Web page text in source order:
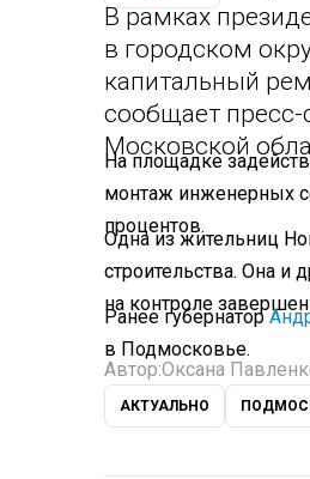
В рамках
в городском
капитальный
сообщает пресс-
Московской
На площадке
монтаж инженерных
процентов.
Одна из жительниц
строительства. Она и
на контроле
Ранее губернатор
в Подмосковье.
Автор:Оксана
АКТУАЛЬНО